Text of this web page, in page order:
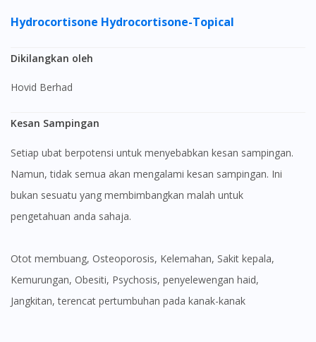
Hydrocortisone Hydrocortisone-Topical
Dikilangkan oleh
Hovid Berhad
Kesan Sampingan
Setiap ubat berpotensi untuk menyebabkan kesan sampingan.
Namun, tidak semua akan mengalami kesan sampingan. Ini
bukan sesuatu yang membimbangkan malah untuk
pengetahuan anda sahaja.
Otot membuang, Osteoporosis, Kelemahan, Sakit kepala,
Kemurungan, Obesiti, Psychosis, penyelewengan haid,
Jangkitan, terencat pertumbuhan pada kanak-kanak